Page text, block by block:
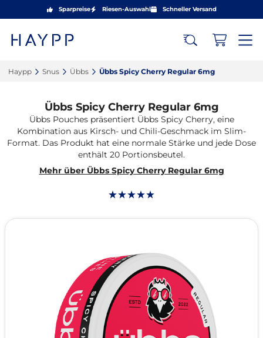
Sparpreise Riesen-Auswahl Schneller Versand
Haypp‎ Snus‎ Übbs‎ Übbs Spicy Cherry Regular 6mg‎
Übbs Spicy Cherry Regular 6mg
Übbs Pouches präsentiert Übbs Spicy Cherry, eine
Kombination aus Kirsch- und Chili-Geschmack im Slim-
Format. Das Produkt hat eine normale Stärke und jede Dose
enthält 20 Portionsbeutel.
Mehr über Übbs Spicy Cherry Regular 6mg